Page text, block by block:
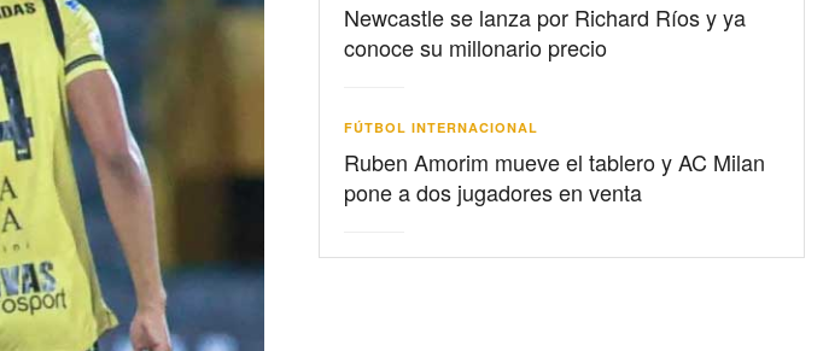
Newcastle se lanza por Richard Ríos y ya
conoce su millonario precio
FÚTBOL INTERNACIONAL
Ruben Amorim mueve el tablero y AC Milan
pone a dos jugadores en venta